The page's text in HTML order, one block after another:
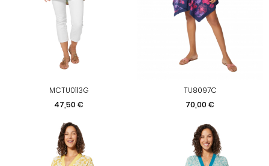
MCTU0113G
Prix
47,50 €
TU8097C
Prix
70,00 €